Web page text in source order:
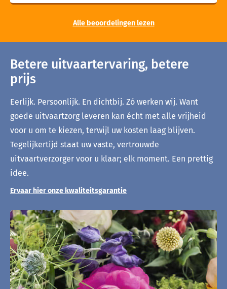
Alle beoordelingen lezen
Betere uitvaartervaring, betere
prijs
Eerlijk. Persoonlijk. En dichtbij. Zó werken wij. Want
goede uitvaartzorg leveren kan écht met alle vrijheid
voor u om te kiezen, terwijl uw kosten laag blijven.
Tegelijkertijd staat uw vaste, vertrouwde
uitvaartverzorger voor u klaar; elk moment. Een prettig
idee.
Ervaar hier onze kwaliteitsgarantie